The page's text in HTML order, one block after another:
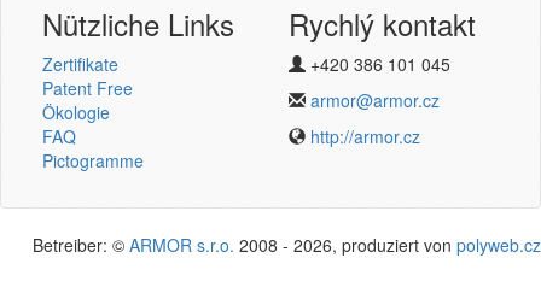
Termotransferové pásky
v novém e-shopu
Nützliche Links
Zertifikate
Patent Free
Ökologie
FAQ
Pictogramme
Rychlý kontakt
+420 386 101 045
armor@armor.cz
http://armor.cz
Betreiber: © ARMOR s.r.o. 2008 - 2026, produziert von polyweb.cz